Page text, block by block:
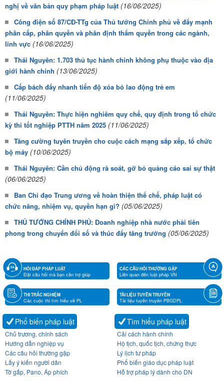
nghị về văn bản quy phạm pháp luật (16/06/2025)
Công điện số 87/CĐ-TTg của Thủ tướng Chính phủ về đẩy mạnh
phân cấp, phân quyền và phân định thẩm quyền trong các ngành,
lĩnh vực (16/06/2025)
Thái Nguyên: 1.703 thủ tục hành chính không phụ thuộc vào địa
giới hành chính (13/06/2025)
Cấp bách đẩy nhanh tiến độ xóa bỏ lao động trẻ em
(11/06/2025)
Thái Nguyên: Thực hiện nghiêm quy chế, quy định trong tổ chức
kỳ thi tốt nghiệp PTTH năm 2025 (11/06/2025)
Tăng cường tuyên truyền cho cuộc cách mạng sắp xếp, tổ chức
bộ máy (10/06/2025)
Thái Nguyên: Cần chủ động rà soát, gỡ bỏ quảng cáo sai sự thật
(06/06/2025)
Ban Chỉ đạo Trung ương về hoàn thiện thể chế, pháp luật có
chức năng, nhiệm vụ, quyền hạn gì? (05/06/2025)
THỦ TƯỚNG CHÍNH PHỦ: Doanh nghiệp nhà nước phải tiên
phong trong chuyển đổi số và thúc đẩy tăng trưởng (05/06/2025)
HỎI ĐÁP PHÁP LUẬT
Đặt câu hỏi mà bạn cần trợ giúp
CÁC CÂU HỎI THƯỜNG GẶP
Liên quan đến luật pháp VN
THI TRẮC NGHIỆM
Các cuộc thi tìm hiểu về PL
TÀI LIỆU TUYÊN TRUYỀN
Tài liệu tuyên truyền PBGDPL
Phổ biến pháp luật
Chủ trương, chính sách
Hướng dẫn nghiệp vụ
Các câu hỏi thường gặp
Lấy ý kiến người dân
Tờ gấp, Pano, Áp phích
Tìm hiểu pháp luật
Cải cách hành chính
Hộ tịch, quốc tịch, chứng thực
Lý lịch tư pháp
Phổ biến giáo dục pháp luật
Hỗ trợ pháp lý dành cho DN